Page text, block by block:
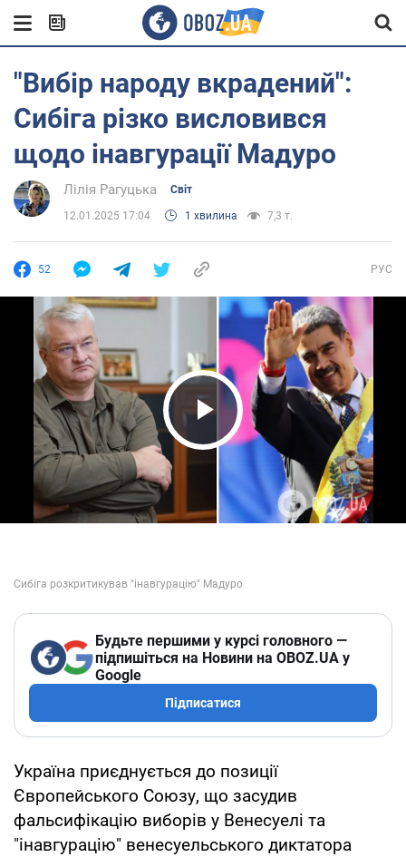
"Вибір народу вкрадений":
Сибіга різко висловився
щодо інавгурації Мадуро
Лілія Рагуцька Світ
12.01.2025 17:04 1 хвилина 7,3 т.
52 РУС
Play Video
Будьте першими у курсі головного —
підпишіться на Новини на OBOZ.UA у
Google
Підписатися
Україна приєднується до позиції
Європейського Союзу, що засудив
фальсифікацію виборів у Венесуелі та
"інавгурацію" венесуельського диктатора